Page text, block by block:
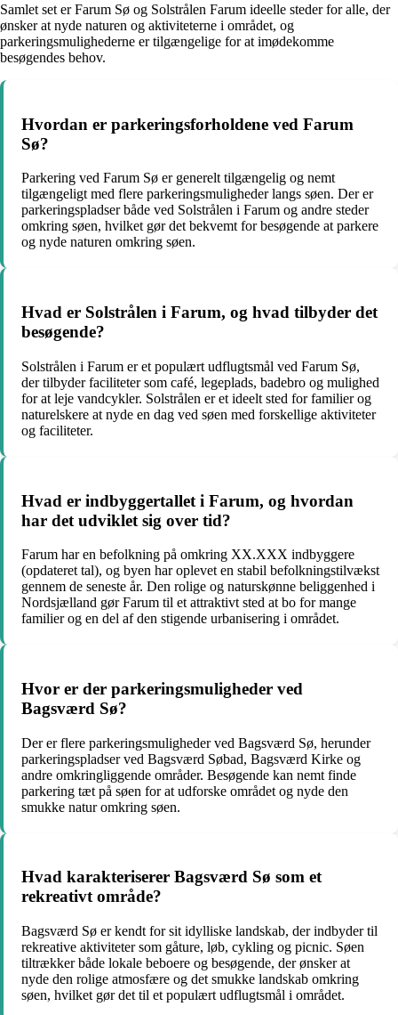
Samlet set er Farum Sø og Solstrålen Farum ideelle steder for alle, der
ønsker at nyde naturen og aktiviteterne i området, og
parkeringsmulighederne er tilgængelige for at imødekomme
besøgendes behov.
Hvordan er parkeringsforholdene ved Farum
Sø?
Parkering ved Farum Sø er generelt tilgængelig og nemt
tilgængeligt med flere parkeringsmuligheder langs søen. Der er
parkeringspladser både ved Solstrålen i Farum og andre steder
omkring søen, hvilket gør det bekvemt for besøgende at parkere
og nyde naturen omkring søen.
Hvad er Solstrålen i Farum, og hvad tilbyder det
besøgende?
Solstrålen i Farum er et populært udflugtsmål ved Farum Sø,
der tilbyder faciliteter som café, legeplads, badebro og mulighed
for at leje vandcykler. Solstrålen er et ideelt sted for familier og
naturelskere at nyde en dag ved søen med forskellige aktiviteter
og faciliteter.
Hvad er indbyggertallet i Farum, og hvordan
har det udviklet sig over tid?
Farum har en befolkning på omkring XX.XXX indbyggere
(opdateret tal), og byen har oplevet en stabil befolkningstilvækst
gennem de seneste år. Den rolige og naturskønne beliggenhed i
Nordsjælland gør Farum til et attraktivt sted at bo for mange
familier og en del af den stigende urbanisering i området.
Hvor er der parkeringsmuligheder ved
Bagsværd Sø?
Der er flere parkeringsmuligheder ved Bagsværd Sø, herunder
parkeringspladser ved Bagsværd Søbad, Bagsværd Kirke og
andre omkringliggende områder. Besøgende kan nemt finde
parkering tæt på søen for at udforske området og nyde den
smukke natur omkring søen.
Hvad karakteriserer Bagsværd Sø som et
rekreativt område?
Bagsværd Sø er kendt for sit idylliske landskab, der indbyder til
rekreative aktiviteter som gåture, løb, cykling og picnic. Søen
tiltrækker både lokale beboere og besøgende, der ønsker at
nyde den rolige atmosfære og det smukke landskab omkring
søen, hvilket gør det til et populært udflugtsmål i området.